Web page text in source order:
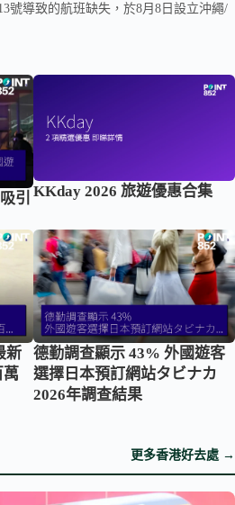
號導致的航班缺失，於8月8日設立沖繩/
引 KKday 2026 旅遊優惠合集
新
德勤調查顯示 43% 外國遊客
選擇日本預訂網站タビナカ
2026年調查結果
更多香港好去處 →